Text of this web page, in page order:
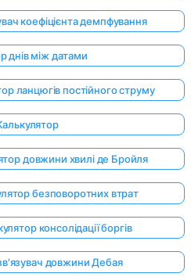
коефіцієнта демпфування
днів між датами
ланцюгів постійного струму
довжини хвилі де Бройля
безповоротних втрат
консолідації боргів
довжини Дебая